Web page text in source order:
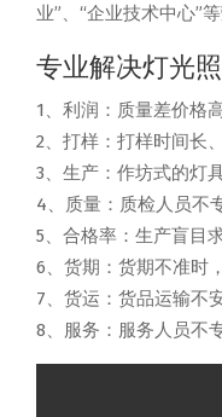
业”、“企业技术中心”
专业解决灯光
1、利润：质量差价格
2、打样：打样时间长
3、生产：作坊式的灯
4、质量：质检人员不
5、合格率：生产盲目
6、货期：货期不准时
7、货运：货品运输不
8、服务：服务人员不